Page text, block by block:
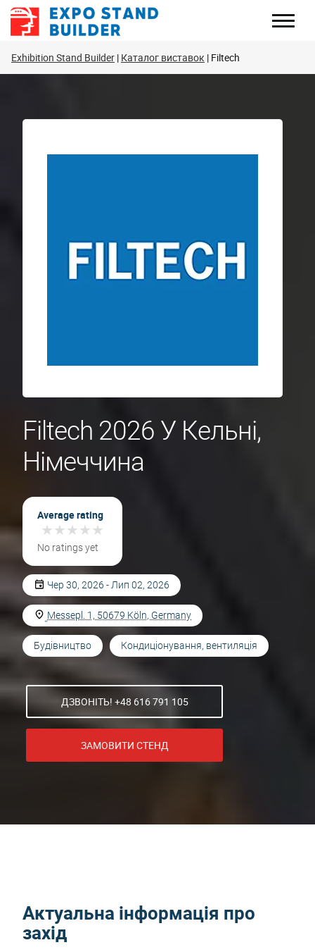
Перейти
Exhibition Stand Builder Каталог виставок Filtech
Filtech 2026 У Кельні,
Німеччина
Average rating
★★★★★
★★★★★
No ratings yet
Чер 30, 2026 - Лип 02, 2026
Messepl. 1, 50679 Köln, Germany
Будівництво Кондиціонування, вентиляція
ДЗВОНІТЬ! +48 616 791 105
ЗАМОВИТИ СТЕНД
Актуальна інформація про
захід